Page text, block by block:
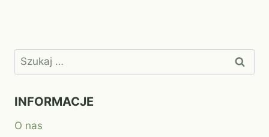
Szukaj:
INFORMACJE
O nas